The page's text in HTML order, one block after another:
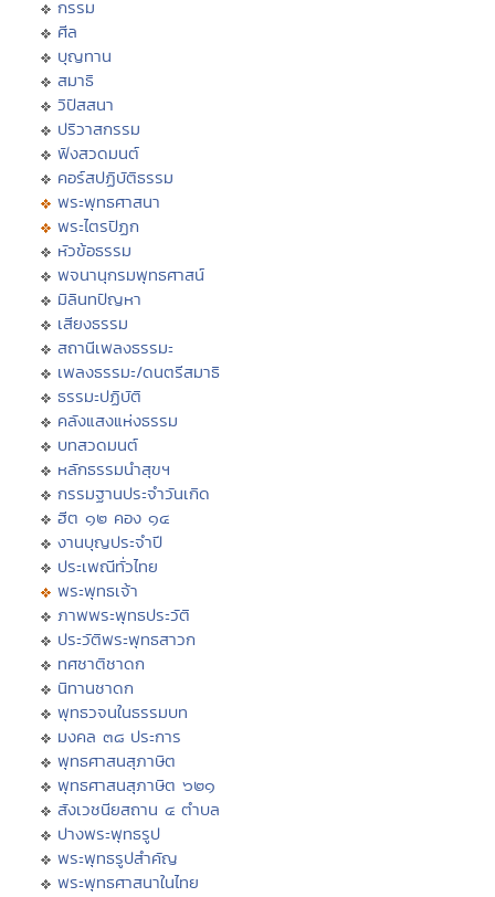
กรรม
ศีล
บุญทาน
สมาธิ
วิปัสสนา
ปริวาสกรรม
ฟังสวดมนต์
คอร์สปฏิบัติธรรม
พระพุทธศาสนา
พระไตรปิฏก
หัวข้อธรรม
พจนานุกรมพุทธศาสน์
มิลินทปัญหา
เสียงธรรม
สถานีเพลงธรรมะ
เพลงธรรมะ/ดนตรีสมาธิ
ธรรมะปฏิบัติ
คลังแสงแห่งธรรม
บทสวดมนต์
หลักธรรมนำสุขฯ
กรรมฐานประจำวันเกิด
ฮีต ๑๒ คอง ๑๔
งานบุญประจำปี
ประเพณีทั่วไทย
พระพุทธเจ้า
ภาพพระพุทธประวัติ
ประวัติพระพุทธสาวก
ทศชาติชาดก
นิทานชาดก
พุทธวจนในธรรมบท
มงคล ๓๘ ประการ
พุทธศาสนสุภาษิต
พุทธศาสนสุภาษิต ๖๒๑
สังเวชนียสถาน ๔ ตำบล
ปางพระพุทธรูป
พระพุทธรูปสำคัญ
พระพุทธศาสนาในไทย